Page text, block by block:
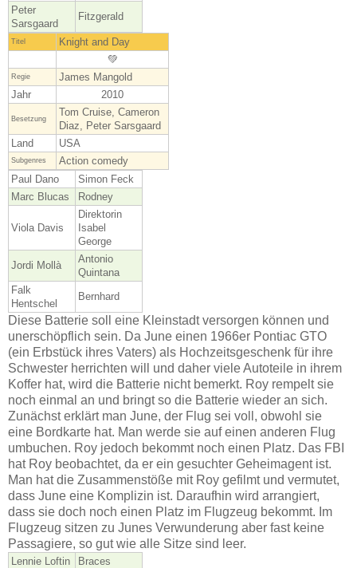
Peter
Sarsgaard
Fitzgerald
Titel
Knight and Day
💚
Regie
James Mangold
Jahr
2010
Besetzung
Tom Cruise, Cameron
Diaz, Peter Sarsgaard
Land
USA
Subgenres
Action comedy
Paul Dano
Simon Feck
Marc Blucas
Rodney
Viola Davis
Direktorin
Isabel
George
Jordi Mollà
Antonio
Quintana
Falk
Hentschel
Bernhard
Diese Batterie soll eine Kleinstadt versorgen können und
unerschöpflich sein. Da June einen 1966er Pontiac GTO
(ein Erbstück ihres Vaters) als Hochzeitsgeschenk für ihre
Schwester herrichten will und daher viele Autoteile in ihrem
Koffer hat, wird die Batterie nicht bemerkt. Roy rempelt sie
noch einmal an und bringt so die Batterie wieder an sich.
Zunächst erklärt man June, der Flug sei voll, obwohl sie
eine Bordkarte hat. Man werde sie auf einen anderen Flug
umbuchen. Roy jedoch bekommt noch einen Platz. Das FBI
hat Roy beobachtet, da er ein gesuchter Geheimagent ist.
Man hat die Zusammenstöße mit Roy gefilmt und vermutet,
dass June eine Komplizin ist. Daraufhin wird arrangiert,
dass sie doch noch einen Platz im Flugzeug bekommt. Im
Flugzeug sitzen zu Junes Verwunderung aber fast keine
Passagiere, so gut wie alle Sitze sind leer.
Lennie Loftin
Braces